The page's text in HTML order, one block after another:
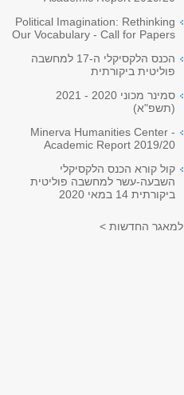
Political Imagination: Rethinking
Our Vocabulary - Call for Papers
הכנס הלקסיקלי ה-17 למחשבה
פוליטית ביקורתית
סמינר מכוני 2020 - 2021
(תשפ"א)
Minerva Humanities Center -
Academic Report 2019/20
קול קורא הכנס הלקסיקלי
השבעה-עשר למחשבה פוליטית
ביקורתית 14 במאי 2020
למאגר החדשות >